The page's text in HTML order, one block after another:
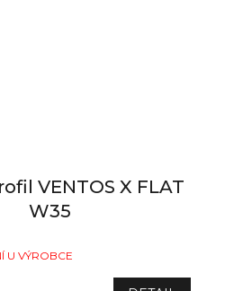
VENTOS X FLAT
W35
U VÝROBCE